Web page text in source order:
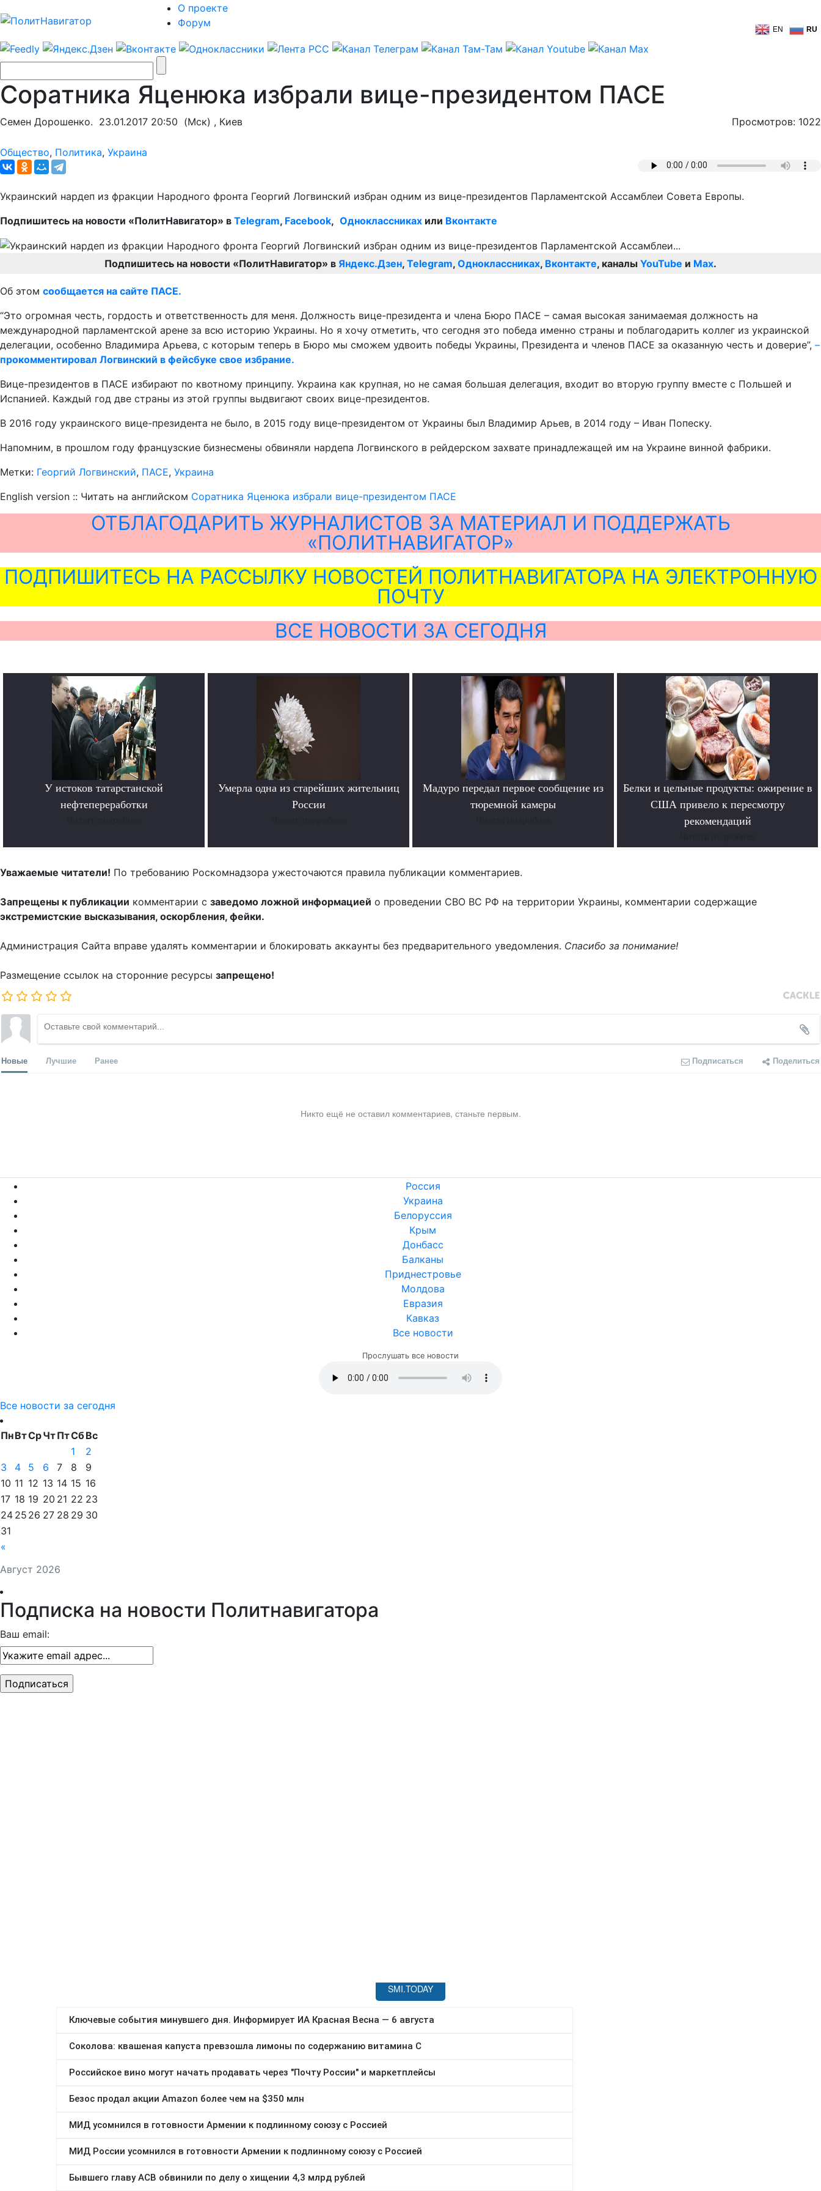
О проекте
Форум
EN RU
Соратника Яценюка избрали вице-президентом ПАСЕ
Семен Дорошенко. 23.01.2017 20:50 (Мск) , Киев Просмотров: 1022
Общество, Политика, Украина
Украинский нардеп из фракции Народного фронта Георгий Логвинский избран одним из вице-президентов Парламентской Ассамблеи Совета Европы.
Подпишитесь на новости «ПолитНавигатор» в Telegram, Facebook, Одноклассниках или Вконтакте
Подпишитесь на новости «ПолитНавигатор» в Яндекс.Дзен, Telegram, Одноклассниках, Вконтакте, каналы YouTube и Max.
Об этом сообщается на сайте ПАСЕ.
“Это огромная честь, гордость и ответственность для меня. Должность вице-президента и члена Бюро ПАСЕ – самая высокая занимаемая должность на
международной парламентской арене за всю историю Украины. Но я хочу отметить, что сегодня это победа именно страны и поблагодарить коллег из украинской
делегации, особенно Владимира Арьева, с которым теперь в Бюро мы сможем удвоить победы Украины, Президента и членов ПАСЕ за оказанную честь и доверие”, –
прокомментировал Логвинский в фейсбуке свое избрание.
Вице-президентов в ПАСЕ избирают по квотному принципу. Украина как крупная, но не самая большая делегация, входит во вторую группу вместе с Польшей и
Испанией. Каждый год две страны из этой группы выдвигают своих вице-президентов.
В 2016 году украинского вице-президента не было, в 2015 году вице-президентом от Украины был Владимир Арьев, в 2014 году – Иван Попеску.
Напомним, в прошлом году французские бизнесмены обвиняли нардепа Логвинского в рейдерском захвате принадлежащей им на Украине винной фабрики.
Метки: Георгий Логвинский, ПАСЕ, Украина
English version :: Читать на английском Соратника Яценюка избрали вице-президентом ПАСЕ
ОТБЛАГОДАРИТЬ ЖУРНАЛИСТОВ ЗА МАТЕРИАЛ И ПОДДЕРЖАТЬ
«ПОЛИТНАВИГАТОР»
ПОДПИШИТЕСЬ НА РАССЫЛКУ НОВОСТЕЙ ПОЛИТНАВИГАТОРА НА ЭЛЕКТРОННУЮ
ПОЧТУ
ВСЕ НОВОСТИ ЗА СЕГОДНЯ
У истоков татарстанской
нефтепереработки
Умерла одна из старейших жительниц
России
Мадуро передал первое сообщение из
тюремной камеры
Белки и цельные продукты: ожирение в
США привело к пересмотру
рекомендаций
Уважаемые читатели! По требованию Роскомнадзора ужесточаются правила публикации комментариев.
Запрещены к публикации комментарии с заведомо ложной информацией о проведении СВО ВС РФ на территории Украины, комментарии содержащие
экстремистские высказывания, оскорбления, фейки.
Администрация Сайта вправе удалять комментарии и блокировать аккаунты без предварительного уведомления. Спасибо за понимание!
Размещение ссылок на сторонние ресурсы запрещено!
Новые Лучшие Ранее Подписаться Поделиться
Никто ещё не оставил комментариев, станьте первым.
Россия
Украина
Белоруссия
Крым
Донбасс
Балканы
Приднестровье
Молдова
Евразия
Кавказ
Все новости
Прослушать все новости
Все новости за сегодня
Август 2026
ПнВтСрЧтПтСбВс
«
1
2
3
4 5 6 7 8
9
10 11 12 13 14 15 16
17 18 19 20 21 22 23
24 25 26 27 28 29 30
31
Подписка на новости Политнавигатора
Ваш email: